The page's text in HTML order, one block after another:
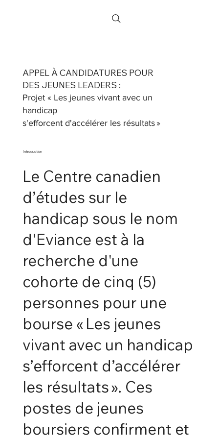
APPEL À CANDIDATURES POUR
DES JEUNES LEADERS :
Projet « Les jeunes vivant avec un
handicap
s'efforcent d'accélérer les résultats »
Introduction
Le Centre canadien
d’études sur le
handicap sous le nom
d'Eviance est à la
recherche d'une
cohorte de cinq (5)
personnes pour une
bourse « Les jeunes
vivant avec un handicap
s’efforcent d’accélérer
les résultats ». Ces
postes de jeunes
boursiers confirment et